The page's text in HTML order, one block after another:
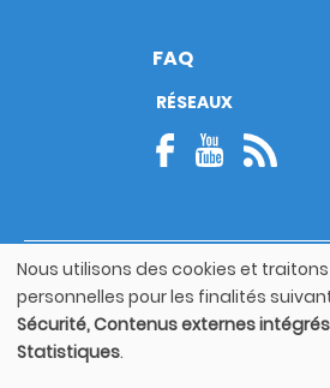
FAQ
RÉSEAUX
© Copyright
Footer
bottom
Mentions
Utilisation
des
données
personnelles
Nous utilisons des cookies et
personnelles pour les finalités
Sécurité, Contenus externes
Statistiques.